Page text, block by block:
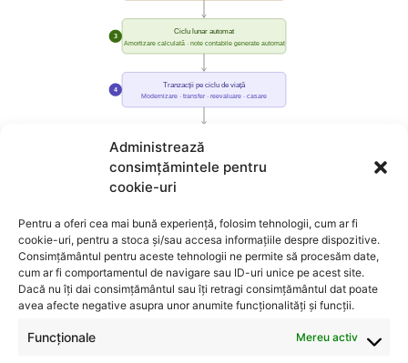
Administrează
consimțămintele pentru
cookie-uri
Pentru a oferi cea mai bună experiență, folosim tehnologii, cum ar fi
cookie-uri, pentru a stoca și/sau accesa informațiile despre dispozitive.
Consimțământul pentru aceste tehnologii ne permite să procesăm date,
cum ar fi comportamentul de navigare sau ID-uri unice pe acest site.
Dacă nu îți dai consimțământul sau îți retragi consimțământul dat poate
avea afecte negative asupra unor anumite funcționalități și funcții.
Funcționale Mereu activ